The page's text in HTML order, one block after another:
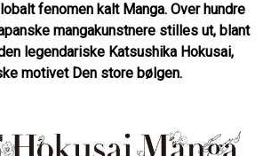
fenomen kalt Manga. Over hundre
mangakunstnere stilles ut, blant
legendariske Katsushika Hokusai,
motivet Den store bølgen.